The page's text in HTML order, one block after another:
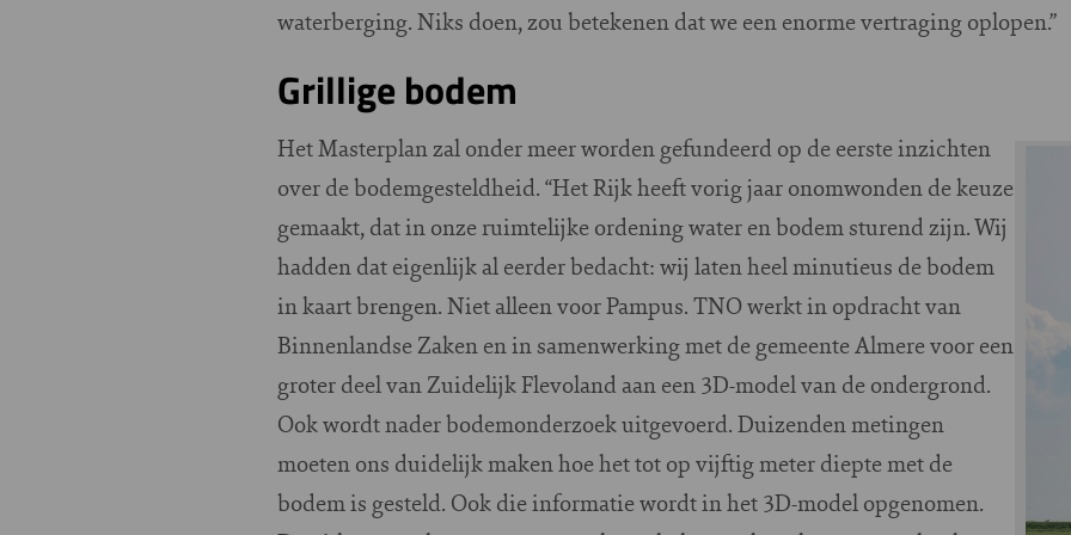
waterberging. Niks doen, zou betekenen dat we een enorme vertraging oplopen.”
Grillige bodem
Het Masterplan zal onder meer worden gefundeerd op de eerste inzichten
over de bodemgesteldheid. “Het Rijk heeft vorig jaar onomwonden de keuze
gemaakt, dat in onze ruimtelijke ordening water en bodem sturend zijn. Wij
hadden dat eigenlijk al eerder bedacht: wij laten heel minutieus de bodem
in kaart brengen. Niet alleen voor Pampus. TNO werkt in opdracht van
Binnenlandse Zaken en in samenwerking met de gemeente Almere voor een
groter deel van Zuidelijk Flevoland aan een 3D-model van de ondergrond.
Ook wordt nader bodemonderzoek uitgevoerd. Duizenden metingen
moeten ons duidelijk maken hoe het tot op vijftig meter diepte met de
bodem is gesteld. Ook die informatie wordt in het 3D-model opgenomen.